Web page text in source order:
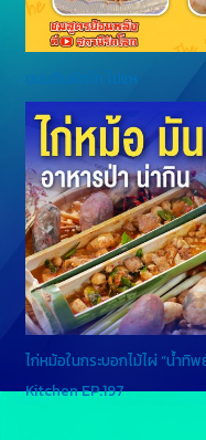
ขนมจีนผัดไท ไข่แห
ไก่หม้อในกระบอกไม้ไผ่ “น้ำ
Kitchen EP.197